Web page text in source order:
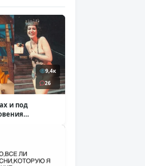
9,4к
26
и под